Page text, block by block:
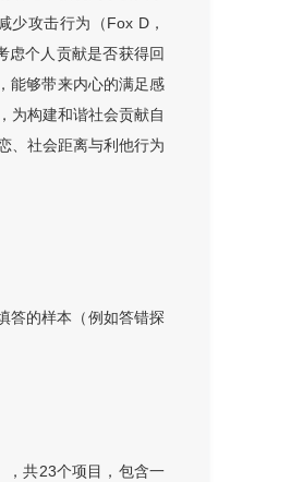
少攻击行为（Fox D，
虑个人贡献是否获得回
能够带来内心的满足感
为构建和谐社会贡献自
、社会距离与利他行为
答的样本（例如答错探
，共23个项目，包含一